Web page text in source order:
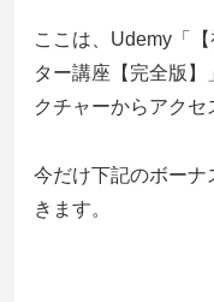
ここは、Udemy「
ター講座【完全版
クチャーからアクセ
今だけ下記のボーナ
きます。